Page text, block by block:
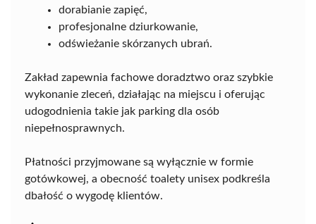
dorabianie zapięć,
profesjonalne dziurkowanie,
odświeżanie skórzanych ubrań.
Zakład zapewnia fachowe doradztwo oraz szybkie
wykonanie zleceń, działając na miejscu i oferując
udogodnienia takie jak parking dla osób
niepełnosprawnych.
Płatności przyjmowane są wyłącznie w formie
gotówkowej, a obecność toalety unisex podkreśla
dbałość o wygodę klientów.